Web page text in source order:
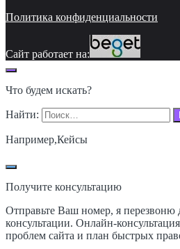
Политика конфиденциальности
Сайт работает на:
Что будем искать?
Найти:
Например,Кейсы
Получите консультацию
Отправьте Ваш номер, я перезвоню
консультации. Онлайн-
проблем сайта и план быстрых